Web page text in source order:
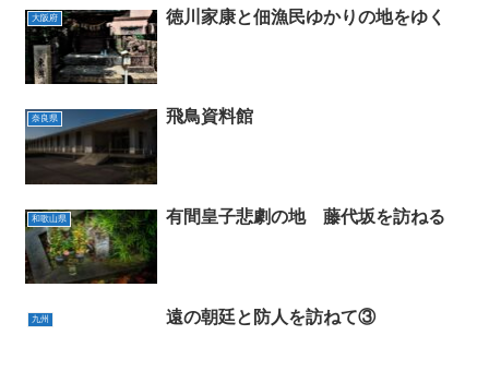
大阪府 徳川家康と佃漁民ゆかりの地をゆく
奈良県 飛鳥資料館
和歌山県 有間皇子悲劇の地 藤代坂を訪ねる
九州 遠の朝廷と防人を訪ねて③